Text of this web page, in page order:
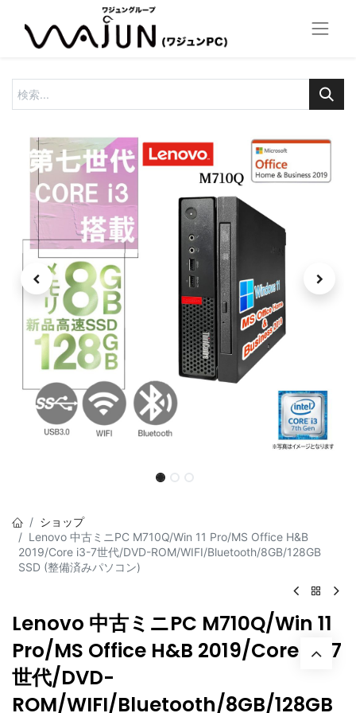
ショップ
Lenovo 中古ミニPC M710Q/Win 11 Pro/MS Office H&B
2019/Core i3-7世代/DVD-ROM/WIFI/Bluetooth/8GB/128GB
SSD (整備済みパソコン)
Lenovo 中古ミニPC M710Q/Win 11
Pro/MS Office H&B 2019/Core i3-7
世代/DVD-
ROM/WIFI/Bluetooth/8GB/128GB